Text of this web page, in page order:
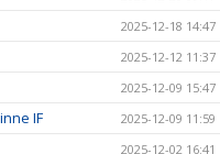
2025-12-18 14:47
2025-12-12 11:37
2025-12-09 15:47
IF 2025-12-09 11:59
2025-12-02 16:41